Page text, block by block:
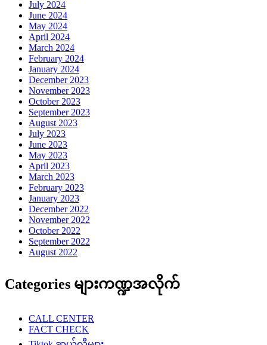
July 2024
June 2024
May 2024
April 2024
March 2024
February 2024
January 2024
December 2023
November 2023
October 2023
September 2023
August 2023
July 2023
June 2023
May 2023
April 2023
March 2023
February 2023
January 2023
December 2022
November 2022
October 2022
September 2022
August 2022
Categories များကဏ္ဍအလိုက်
CALL CENTER
FACT CHECK